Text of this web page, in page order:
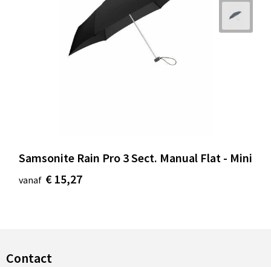
Samsonite Rain Pro 3 Sect. Manual Flat - Mini
vanaf € 15,27
Contact